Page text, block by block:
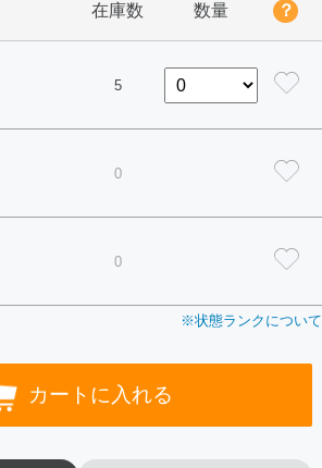
在庫数 数量 ？
5
0
0
※状態ランクについて
カートに入れる